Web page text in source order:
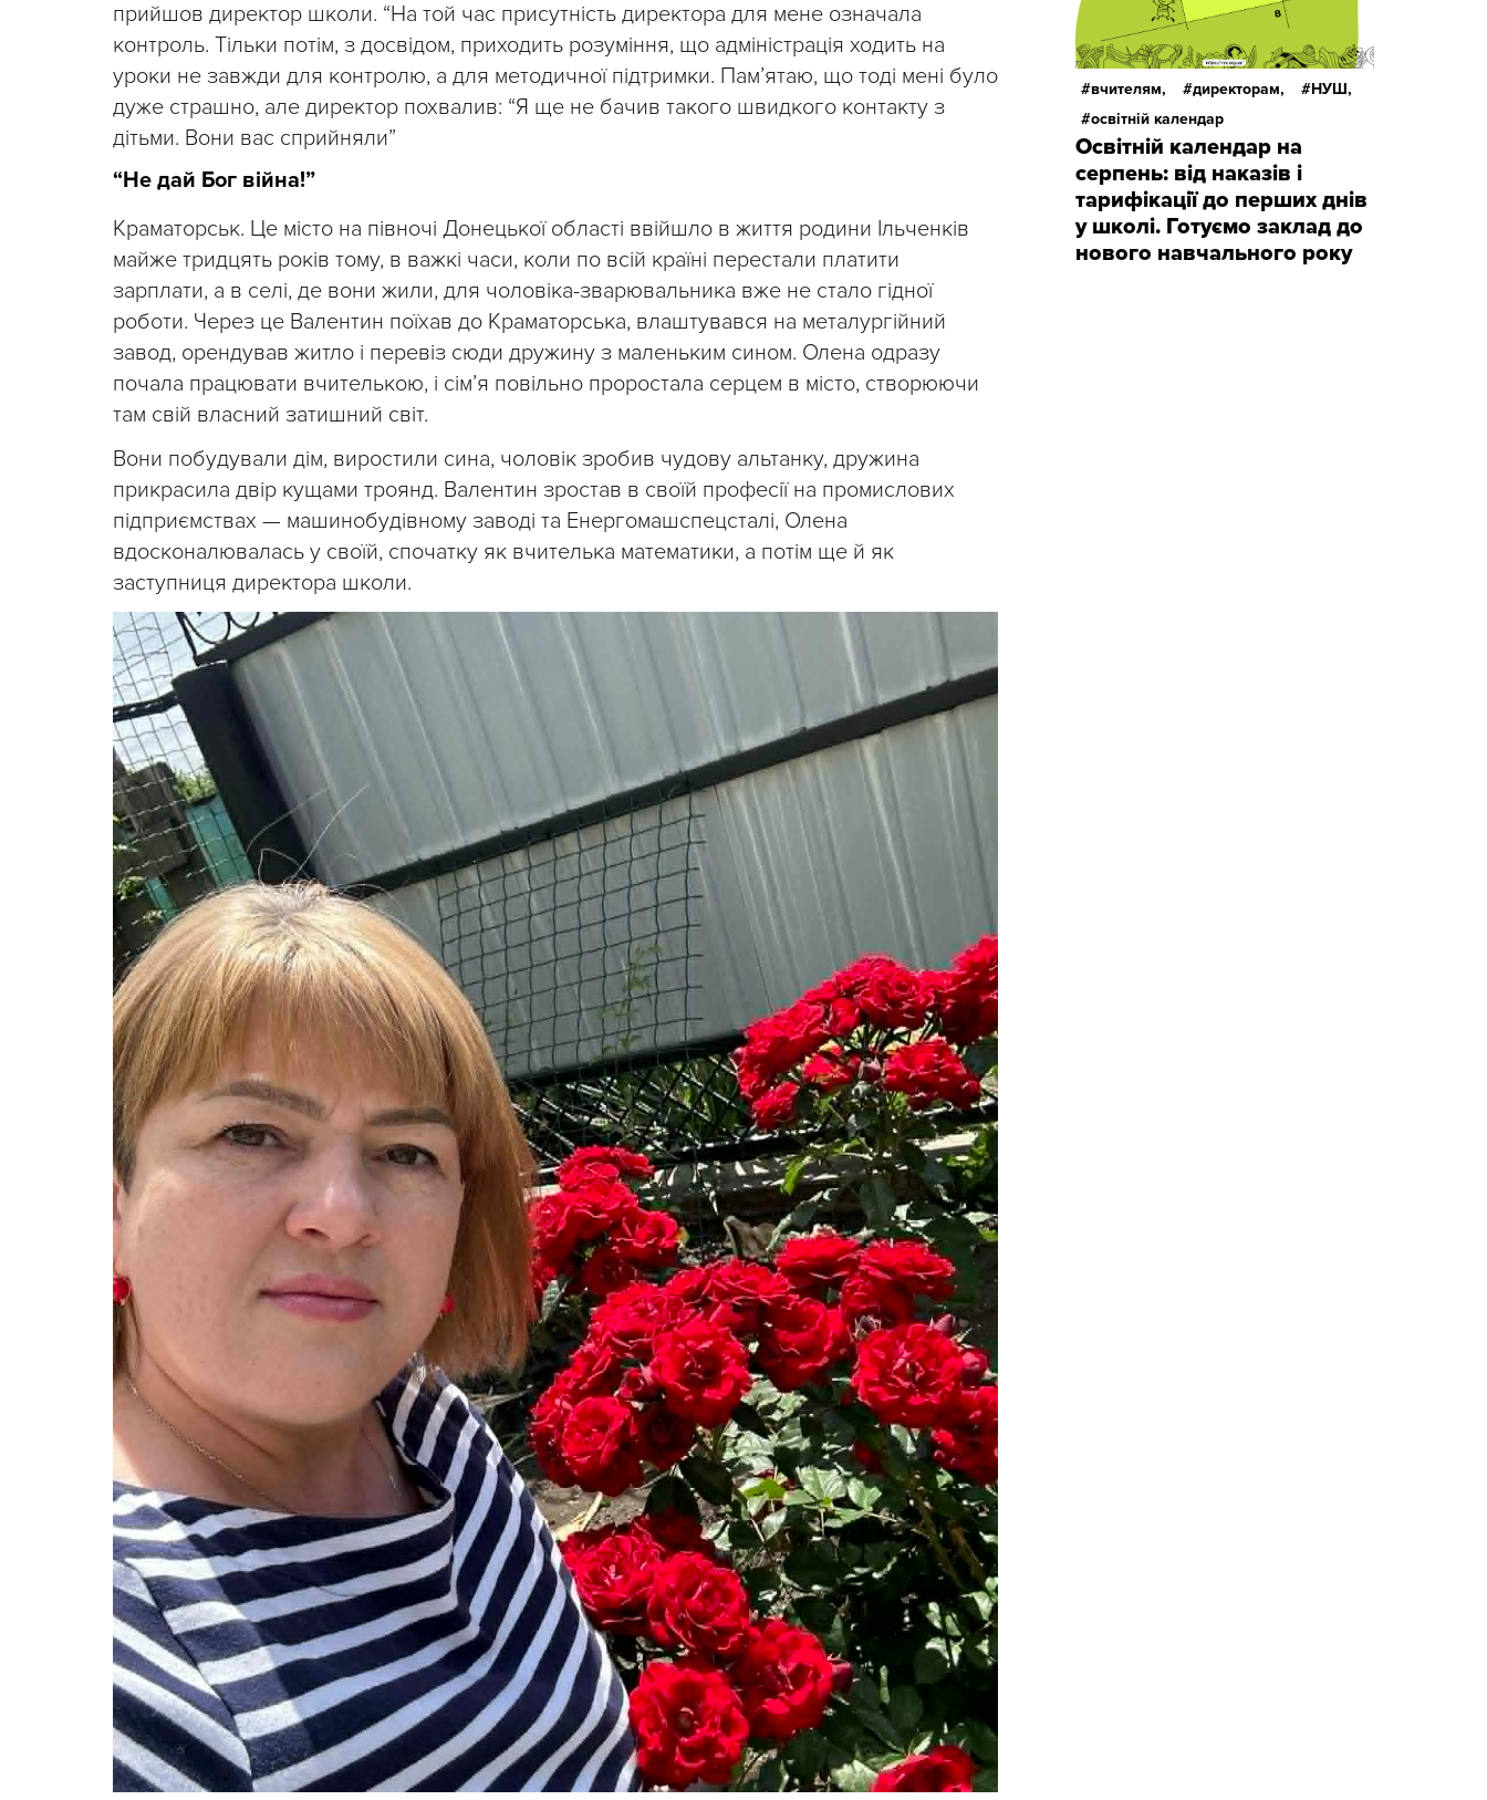
прийшов директор школи. “На той час присутність директора для мене означала
контроль. Тільки потім, з досвідом, приходить розуміння, що адміністрація ходить на
уроки не завжди для контролю, а для методичної підтримки. Пам’ятаю, що тоді мені було
дуже страшно, але директор похвалив: “Я ще не бачив такого швидкого контакту з
дітьми. Вони вас сприйняли”
“Не дай Бог війна!”
Краматорськ. Це місто на півночі Донецької області ввійшло в життя родини Ільченків
майже тридцять років тому, в важкі часи, коли по всій країні перестали платити
зарплати, а в селі, де вони жили, для чоловіка-зварювальника вже не стало гідної
роботи. Через це Валентин поїхав до Краматорська, влаштувався на металургійний
завод, орендував житло і перевіз сюди дружину з маленьким сином. Олена одразу
почала працювати вчителькою, і сім’я повільно проростала серцем в місто, створюючи
там свій власний затишний світ.
Вони побудували дім, виростили сина, чоловік зробив чудову альтанку, дружина
прикрасила двір кущами троянд. Валентин зростав в своїй професії на промислових
підприємствах — машинобудівному заводі та Енергомашспецсталі, Олена
вдосконалювалась у своїй, спочатку як вчителька математики, а потім ще й як
заступниця директора школи.
вчителям, директорам,
НУШ,
освітній календар
Освітній календар на
серпень: від наказів і
тарифікації до перших днів
у школі. Готуємо заклад до
нового навчального року